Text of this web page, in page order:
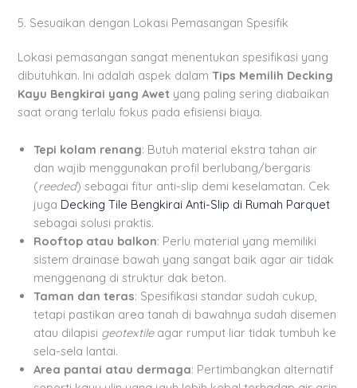
5. Sesuaikan dengan Lokasi Pemasangan Spesifik
Lokasi pemasangan sangat menentukan spesifikasi yang
dibutuhkan. Ini adalah aspek dalamTips Memilih Decking
Kayu Bengkirai yang Awet yang paling sering diabaikan
saat orang terlalu fokus pada efisiensi biaya.
Tepi kolam renang: Butuh material ekstra tahan air
dan wajib menggunakan profil berlubang/bergaris
(reeded) sebagai fitur anti-slip demi keselamatan. Cek
juga Decking Tile Bengkirai Anti-Slip di Rumah Parquet
sebagai solusi praktis.
Rooftop atau balkon: Perlu material yang memiliki
sistem drainase bawah yang sangat baik agar air tidak
menggenang di struktur dak beton.
Taman dan teras: Spesifikasi standar sudah cukup,
tetapi pastikan area tanah di bawahnya sudah disemen
atau dilapisi geotextileagar rumput liar tidak tumbuh ke
sela-sela lantai.
Area pantai atau dermaga: Pertimbangkan alternatif